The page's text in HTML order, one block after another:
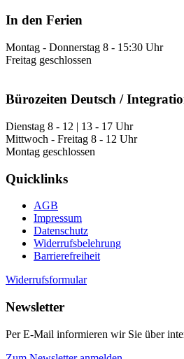
In den Ferien
Montag - Donnerstag 8 - 15:30 Uhr
Freitag geschlossen
Bürozeiten Deutsch /
Dienstag 8 - 12 | 13 - 17 Uhr
Mittwoch - Freitag 8 - 12 Uhr
Montag geschlossen
Quicklinks
AGB
Impressum
Datenschutz
Widerrufsbelehrung
Barrierefreiheit
Widerrufsformular
Newsletter
Per E-Mail informieren wir Sie über